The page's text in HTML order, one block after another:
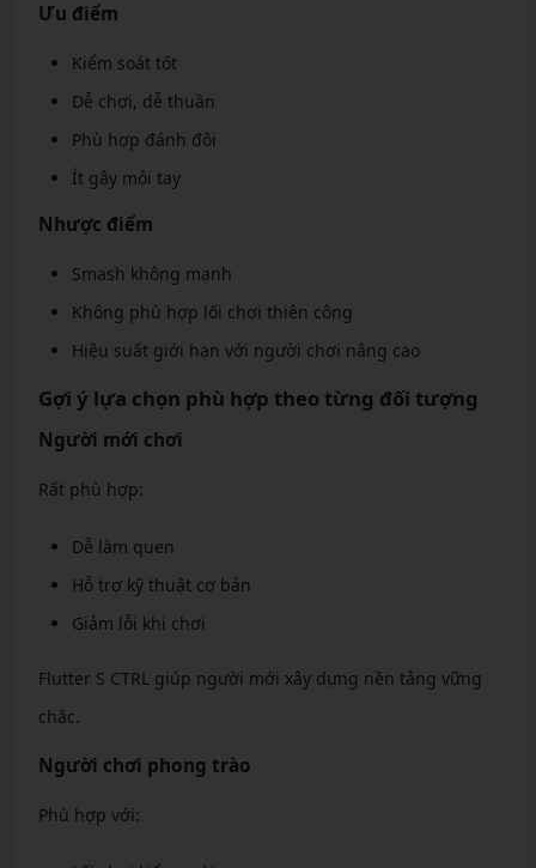
Ưu điểm
Kiểm soát tốt
Dễ chơi, dễ thuần
Phù hợp đánh đôi
Ít gây mỏi tay
Nhược điểm
Smash không mạnh
Không phù hợp lối chơi thiên công
Hiệu suất giới hạn với người chơi nâng cao
Gợi ý lựa chọn phù hợp theo từng đối tượng
Người mới chơi
Rất phù hợp:
Dễ làm quen
Hỗ trợ kỹ thuật cơ bản
Giảm lỗi khi chơi
Flutter S CTRL giúp người mới xây dựng nền tảng vững
chắc.
Người chơi phong trào
Phù hợp với: